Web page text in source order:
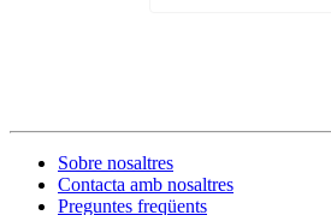
Sobre nosaltres
Contacta amb nosaltres
Preguntes freqüents